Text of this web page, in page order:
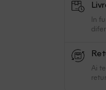
In
Ai
retur.